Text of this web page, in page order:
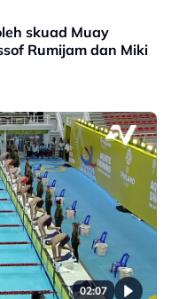
skuad Muay
Rumijam dan Miki
02:07